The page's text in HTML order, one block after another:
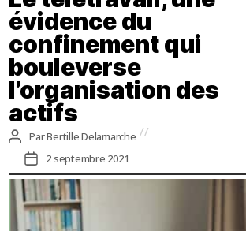
Média
quotidienne
évidence du
confinement qui
bouleverse
l’organisation des
actifs
Auteur
de
l’article
ParBertille Delamarche
Date
de
l’article
2 septembre 2021